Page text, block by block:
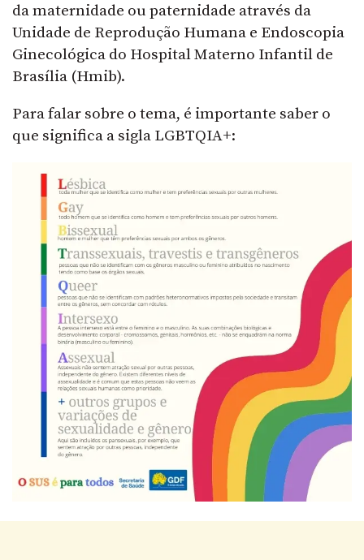
da maternidade ou paternidade através da
Unidade de Reprodução Humana e Endoscopia
Ginecológica do Hospital Materno Infantil de
Brasília (Hmib).
Para falar sobre o tema, é importante saber o
que significa a sigla LGBTQIA+: